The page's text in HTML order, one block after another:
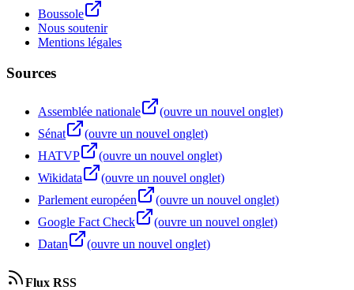
Boussole
Nous soutenir
Mentions légales
Sources
Assemblée nationale
(ouvre un nouvel onglet)
Sénat
(ouvre un nouvel onglet)
HATVP
(ouvre un nouvel onglet)
Wikidata
(ouvre un nouvel onglet)
Parlement européen
(ouvre un nouvel onglet)
Google Fact Check
(ouvre un nouvel onglet)
Datan
(ouvre un nouvel onglet)
Flux RSS